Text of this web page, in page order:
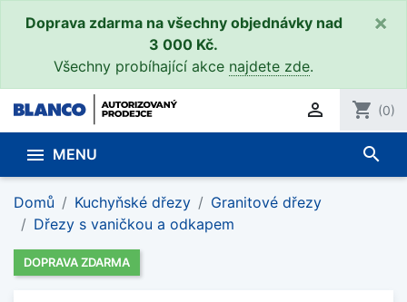
Doprava zdarma na všechny objednávky nad
3 000 Kč.
Všechny probíhající akce najdete zde.
×
 shopping_cart (0)
 MENU search
Domů Kuchyňské dřezy
Granitové dřezy
Dřezy s vaničkou a odkapem
DOPRAVA ZDARMA